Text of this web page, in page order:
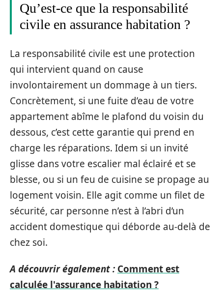
Qu’est-ce que la responsabilité
civile en assurance habitation ?
La responsabilité civile est une protection
qui intervient quand on cause
involontairement un dommage à un tiers.
Concrètement, si une fuite d’eau de votre
appartement abîme le plafond du voisin du
dessous, c’est cette garantie qui prend en
charge les réparations. Idem si un invité
glisse dans votre escalier mal éclairé et se
blesse, ou si un feu de cuisine se propage au
logement voisin. Elle agit comme un filet de
sécurité, car personne n’est à l’abri d’un
accident domestique qui déborde au-delà de
chez soi.
A découvrir également : Comment est
calculée l'assurance habitation ?